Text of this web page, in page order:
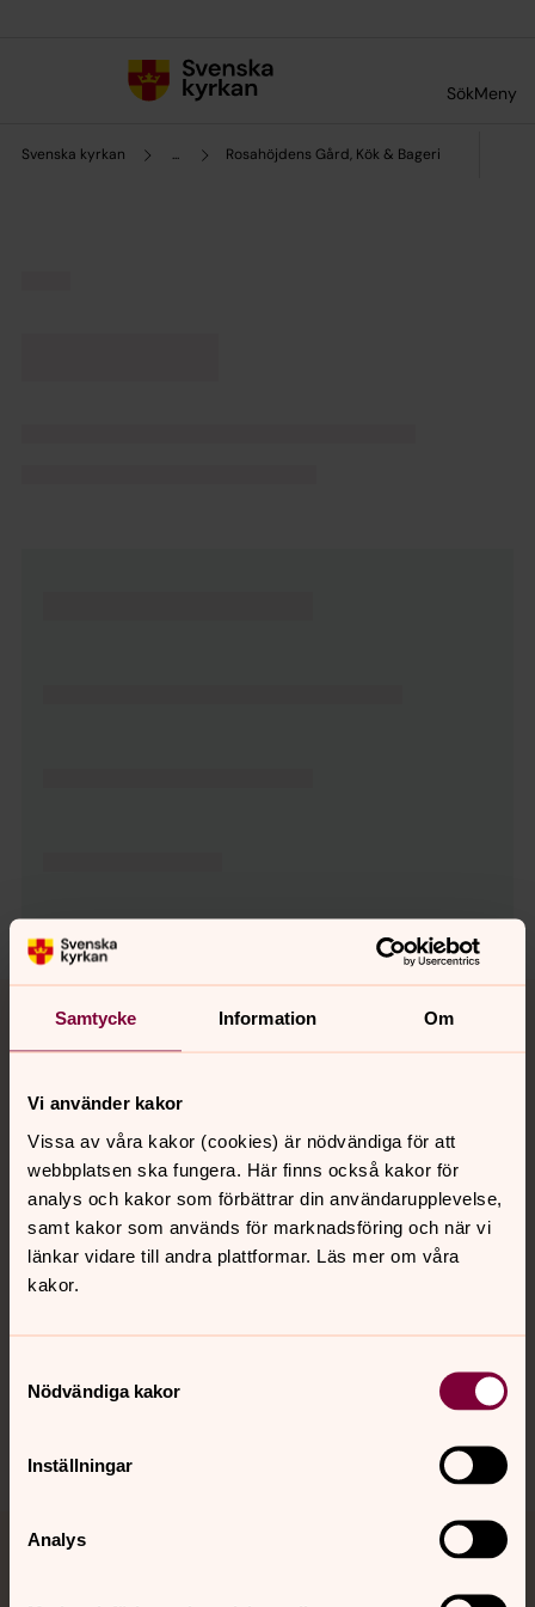
Samtycke Information Om
Vi använder kakor
Vissa av våra kakor (cookies) är nödvändiga för att
webbplatsen ska fungera. Här finns också kakor för
analys och kakor som förbättrar din användarupplevelse,
samt kakor som används för marknadsföring och när vi
länkar vidare till andra plattformar. Läs mer om våra
kakor.
Nödvändiga kakor
Inställningar
Analys
SökMeny
Svenska kyrkan ... Rosahöjdens Gård, Kök & Bageri
Tillbaka till toppen
Tillbaka till innehållet
Kontakt
Kalender
Hitta snabbt
Sociala kanaler